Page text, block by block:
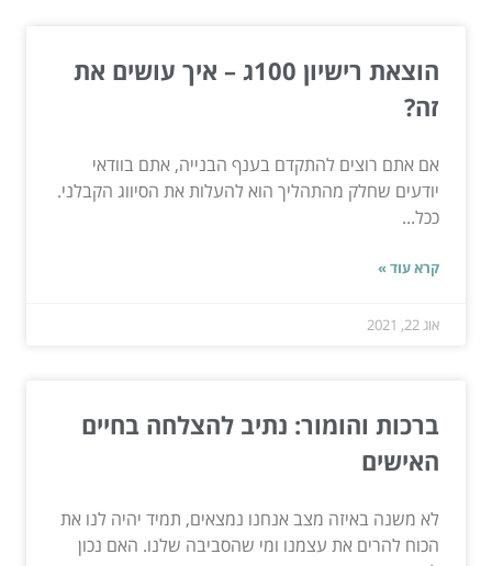
הוצאת רישיון 100ג – איך עושים את
זה?
אם אתם רוצים להתקדם בענף הבנייה, אתם בוודאי
יודעים שחלק מהתהליך הוא להעלות את הסיווג הקבלני.
ככל...
קרא עוד »
אוג 22, 2021
ברכות והומור: נתיב להצלחה בחיים
האישים
לא משנה באיזה מצב אנחנו נמצאים, תמיד יהיה לנו את
הכוח להרים את עצמנו ומי שהסביבה שלנו. האם נכון